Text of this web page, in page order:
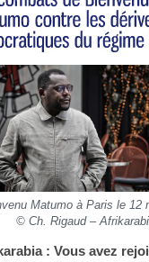
Matumo à Paris le 12
© Ch. Rigaud –
: Vous avez